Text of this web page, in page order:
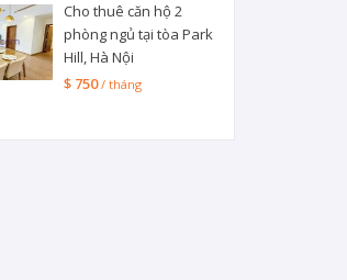
Cho thuê căn hộ 2
phòng ngủ tại tòa Park
Hill, Hà Nội
$ 750/ tháng